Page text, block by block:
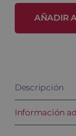
AÑADIR
Descripción
Información